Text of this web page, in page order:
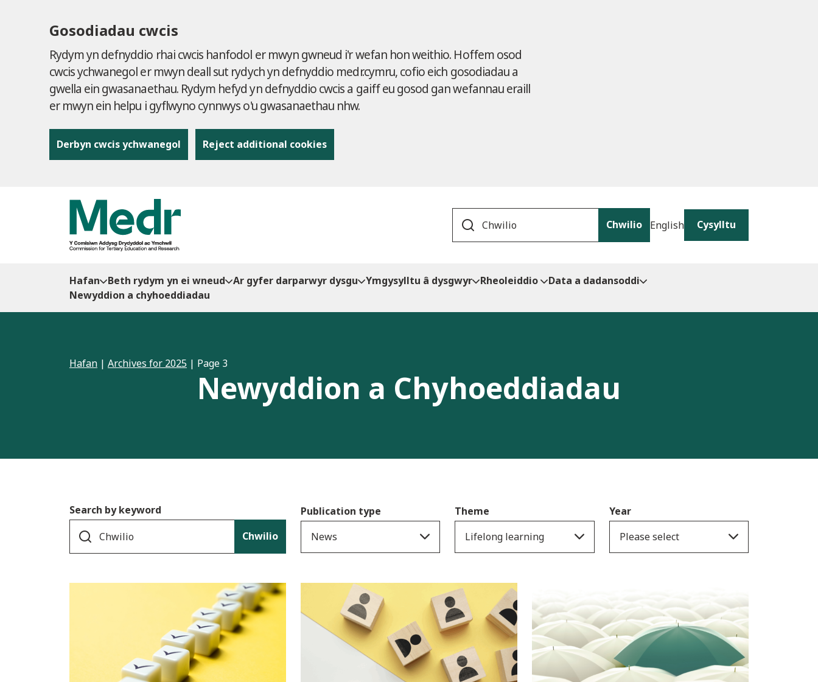
Gosodiadau cwcis
Rydym yn defnyddio rhai cwcis hanfodol er mwyn gwneud i'r wefan hon weithio. Hoffem osod
cwcis ychwanegol er mwyn deall sut rydych yn defnyddio medr.cymru, cofio eich gosodiadau a
gwella ein gwasanaethau. Rydym hefyd yn defnyddio cwcis a gaiff eu gosod gan wefannau eraill
er mwyn ein helpu i gyflwyno cynnwys o'u gwasanaethau nhw.
Derbyn cwcis ychwanegol Reject additional cookies
Chwilio English Cysylltu
Hafan Beth rydym yn ei wneud Ar gyfer darparwyr dysgu Ymgysylltu â dysgwyr Rheoleiddio
Data a dadansoddi
Newyddion a chyhoeddiadau
Hafan | Archives for 2025 | Page 3
Newyddion a Chyhoeddiadau
Search by keyword
Chwilio
Publication type
News
Theme
Lifelong learning
Year
Please select
Cyhoeddiadau Cyhoeddiadau Cyhoeddiadau